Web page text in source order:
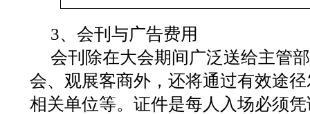
3、会刊与广告费用
会刊除在大会期间广泛送给主管
会、观展客商外，还将通过有效途
相关单位等。证件是每人入场必须